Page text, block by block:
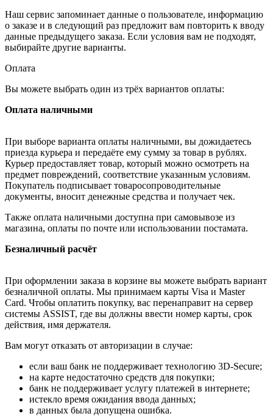
Наш сервис запоминает данные о пользователе, информацию
о заказе и в следующий раз предложит вам повторить к вводу
данные предыдущего заказа. Если условия вам не подходят,
выбирайте другие варианты.
Оплата
Вы можете выбрать один из трёх вариантов оплаты:
Оплата наличными
При выборе варианта оплаты наличными, вы дожидаетесь
приезда курьера и передаёте ему сумму за товар в рублях.
Курьер предоставляет товар, который можно осмотреть на
предмет повреждений, соответствие указанным условиям.
Покупатель подписывает товаросопроводительные
документы, вносит денежные средства и получает чек.
Также оплата наличными доступна при самовывозе из
магазина, оплаты по почте или использовании постамата.
Безналичный расчёт
При оформлении заказа в корзине вы можете выбрать вариант
безналичной оплаты. Мы принимаем карты Visa и Master
Card. Чтобы оплатить покупку, вас перенаправит на сервер
системы ASSIST, где вы должны ввести номер карты, срок
действия, имя держателя.
Вам могут отказать от авторизации в случае:
если ваш банк не поддерживает технологию 3D-Secure;
на карте недостаточно средств для покупки;
банк не поддерживает услугу платежей в интернете;
истекло время ожидания ввода данных;
в данных была допущена ошибка.